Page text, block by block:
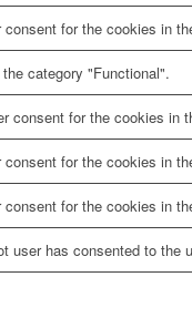
for the cookies in
category "Functional".
consent for the cookies in
for the cookies in
for the cookies in
has consented to